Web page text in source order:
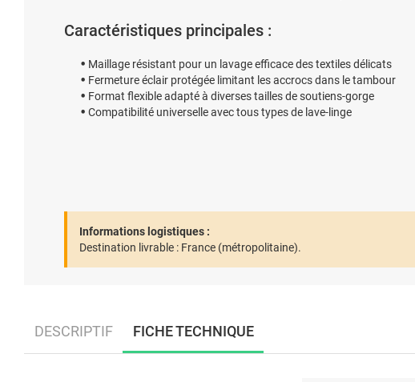
Caractéristiques principales :
Maillage résistant pour un lavage efficace des textiles délicats
Fermeture éclair protégée limitant les accrocs dans le tambour
Format flexible adapté à diverses tailles de soutiens-gorge
Compatibilité universelle avec tous types de lave-linge
Informations logistiques :
Destination livrable : France (métropolitaine).
DESCRIPTIF FICHE TECHNIQUE